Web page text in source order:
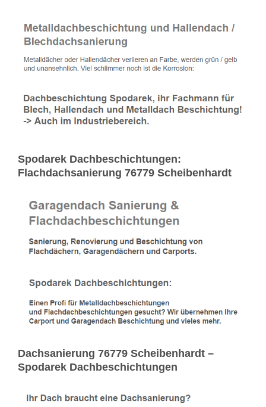
Spodarek Dachbeschichtungen:
Flachdachsanierung 76779 Scheibenhardt
Dachsanierung 76779 Scheibenhardt –
Spodarek Dachbeschichtungen